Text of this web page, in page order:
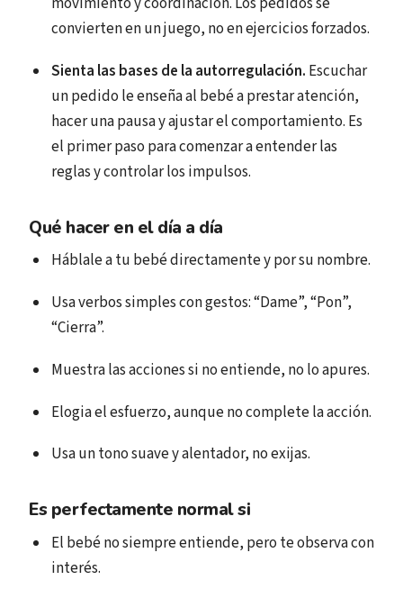
convierten en un juego, no en ejercicios forzados.
Sienta las bases de la autorregulación. Escuchar
un pedido le enseña al bebé a prestar atención,
hacer una pausa y ajustar el comportamiento. Es
el primer paso para comenzar a entender las
reglas y controlar los impulsos.
Qué hacer en el día a día
Háblale a tu bebé directamente y por su nombre.
Usa verbos simples con gestos: “Dame”, “Pon”,
“Cierra”.
Muestra las acciones si no entiende, no lo apures.
Elogia el esfuerzo, aunque no complete la acción.
Usa un tono suave y alentador, no exijas.
Es perfectamente normal si
El bebé no siempre entiende, pero te observa con
interés.